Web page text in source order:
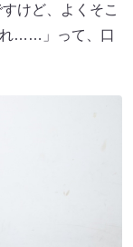
けど、よくそこ
れ……」って、口